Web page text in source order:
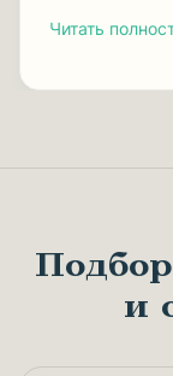
Читать
и